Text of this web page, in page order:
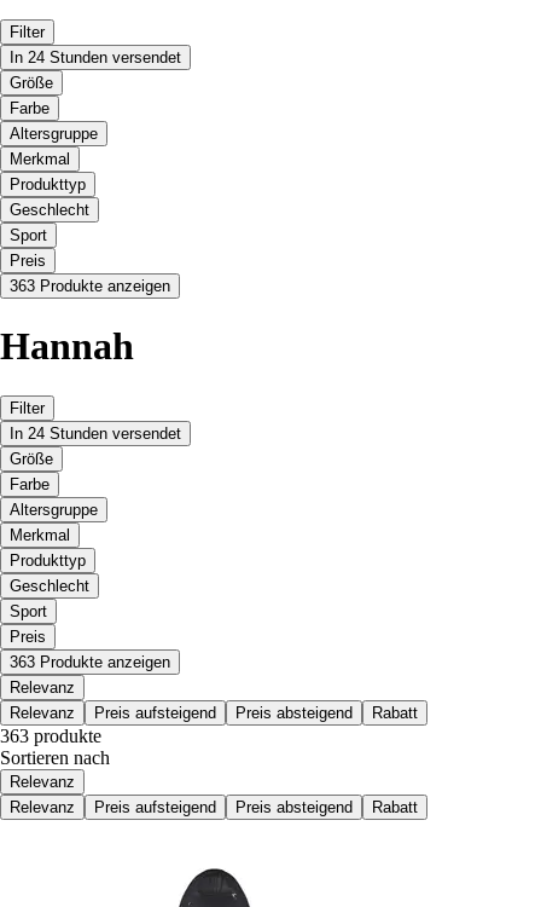
Filter
In 24 Stunden versendet
Größe
Farbe
Altersgruppe
Merkmal
Produkttyp
Geschlecht
Sport
Preis
363 Produkte anzeigen
Hannah
Filter
In 24 Stunden versendet
Größe
Farbe
Altersgruppe
Merkmal
Produkttyp
Geschlecht
Sport
Preis
363 Produkte anzeigen
Relevanz
Relevanz
Preis aufsteigend Preis absteigend Rabatt
363 produkte
Sortieren nach
Relevanz
Relevanz
Preis aufsteigend Preis absteigend Rabatt